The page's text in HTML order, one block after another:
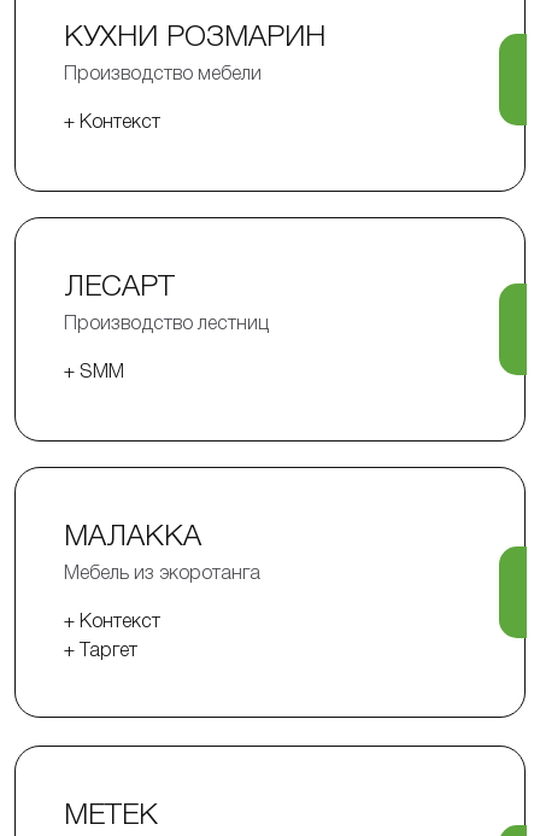
КУХНИ РОЗМАРИН
Производство мебели
+ Контекст
ЛЕСАРТ
Производство лестниц
+ SMM
МАЛАККА
Мебель из экоротанга
+ Контекст
+ Таргет
МЕТЕК